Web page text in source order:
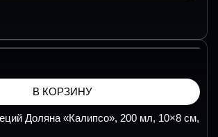
В КОРЗИНУ
Доляна «Калипсо», 200 мл, 10×8 см,